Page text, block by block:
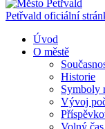
Petřvald oficiální
Úvod
O městě
Historie
Symboly
Vývoj
Volný čas